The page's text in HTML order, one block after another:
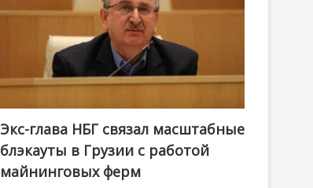
Экс-глава НБГ связал масштабные
блэкауты в Грузии с работой
майнинговых ферм